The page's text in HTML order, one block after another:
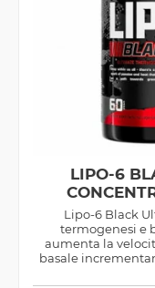
LIPO-6
Lipo-6 Black
termogenesi e
aumenta la
basale